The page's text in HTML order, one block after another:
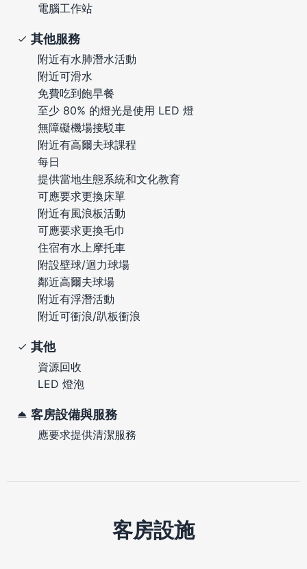
電腦工作站
其他服務
附近有水肺潛水活動
附近可滑水
免費吃到飽早餐
至少 80% 的燈光是使用 LED 燈
無障礙機場接駁車
附近有高爾夫球課程
每日
提供當地生態系統和文化教育
可應要求更換床單
附近有風浪板活動
可應要求更換毛巾
住宿有水上摩托車
附設壁球/迴力球場
鄰近高爾夫球場
附近有浮潛活動
附近可衝浪/趴板衝浪
其他
資源回收
LED 燈泡
客房設備與服務
應要求提供清潔服務
客房設施